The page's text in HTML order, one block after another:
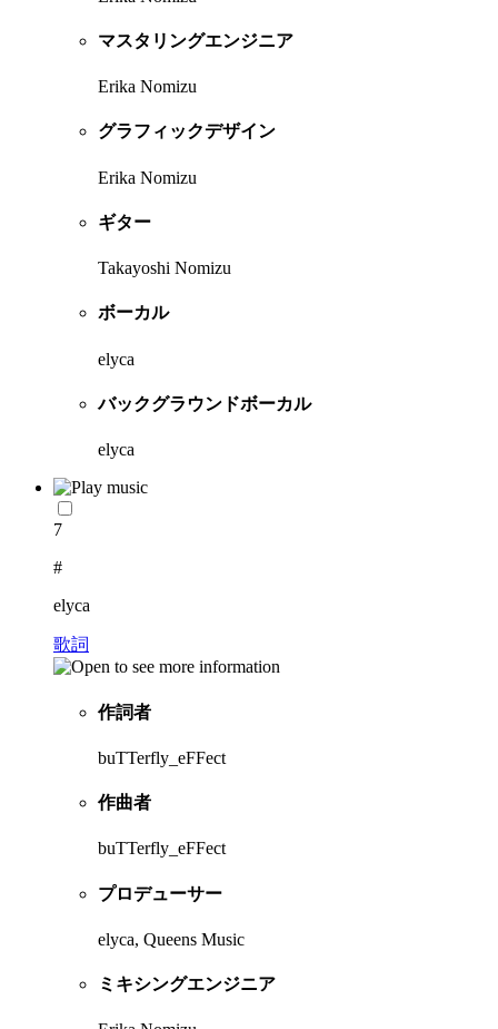
マスタリングエンジニア
Erika Nomizu
グラフィックデザイン
Erika Nomizu
ギター
Takayoshi Nomizu
ボーカル
elyca
バックグラウンドボーカル
elyca
7
#
elyca
歌詞
作詞者
buTTerfly_eFFect
作曲者
buTTerfly_eFFect
プロデューサー
elyca, Queens Music
ミキシングエンジニア